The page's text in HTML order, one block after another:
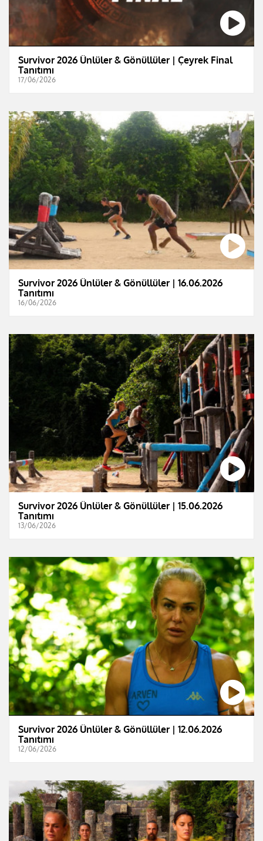
Survivor 2026 Ünlüler & Gönüllüler | Çeyrek Final
Tanıtımı
17/06/2026
Survivor 2026 Ünlüler & Gönüllüler | 16.06.2026
Tanıtımı
16/06/2026
Survivor 2026 Ünlüler & Gönüllüler | 15.06.2026
Tanıtımı
13/06/2026
Survivor 2026 Ünlüler & Gönüllüler | 12.06.2026
Tanıtımı
12/06/2026